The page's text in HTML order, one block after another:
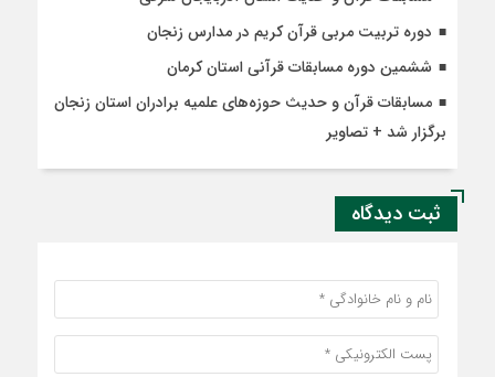
دوره تربیت مربی قرآن کریم در مدارس زنجان
ششمین دوره مسابقات قرآنی استان کرمان
مسابقات قرآن‌ و حدیث حوزه‌های علمیه برادران استان زنجان
برگزار شد + تصاویر
ثبت دیدگاه